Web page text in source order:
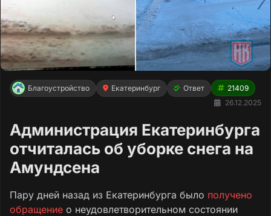
Благоустройство Екатеринбург Ответ
21409
26.12.2025
Администрация Екатеринбурга
отчиталась об уборке снега на
Амундсена
Пару дней назад из Екатеринбурга было получено
обращение о неудовлетворительном состоянии